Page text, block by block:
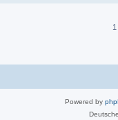
Powered by